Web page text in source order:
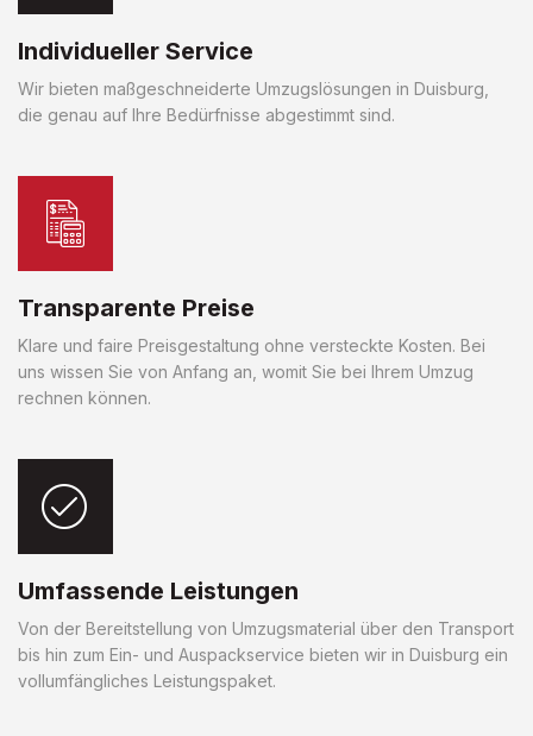
Individueller Service
Wir bieten maßgeschneiderte Umzugslösungen in Duisburg,
die genau auf Ihre Bedürfnisse abgestimmt sind.
Transparente Preise
Klare und faire Preisgestaltung ohne versteckte Kosten. Bei
uns wissen Sie von Anfang an, womit Sie bei Ihrem Umzug
rechnen können.
Umfassende Leistungen
Von der Bereitstellung von Umzugsmaterial über den Transport
bis hin zum Ein- und Auspackservice bieten wir in Duisburg ein
vollumfängliches Leistungspaket.